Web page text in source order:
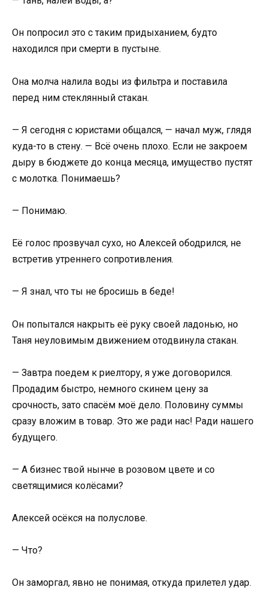
Он попросил это с таким придыханием, будто
находился при смерти в пустыне.
Она молча налила воды из фильтра и поставила
перед ним стеклянный стакан.
— Я сегодня с юристами общался, — начал муж, глядя
куда-то в стену. — Всё очень плохо. Если не закроем
дыру в бюджете до конца месяца, имущество пустят
с молотка. Понимаешь?
— Понимаю.
Её голос прозвучал сухо, но Алексей ободрился, не
встретив утреннего сопротивления.
— Я знал, что ты не бросишь в беде!
Он попытался накрыть её руку своей ладонью, но
Таня неуловимым движением отодвинула стакан.
— Завтра поедем к риелтору, я уже договорился.
Продадим быстро, немного скинем цену за
срочность, зато спасём моё дело. Половину суммы
сразу вложим в товар. Это же ради нас! Ради нашего
будущего.
— А бизнес твой нынче в розовом цвете и со
светящимися колёсами?
Алексей осёкся на полуслове.
— Что?
Он заморгал, явно не понимая, откуда прилетел удар.